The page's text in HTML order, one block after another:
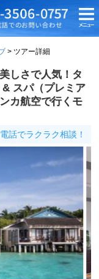
ツアー詳細
しさで人気！タ
スパ（プレミア
カ航空で行くモ
話でラクラク相談！